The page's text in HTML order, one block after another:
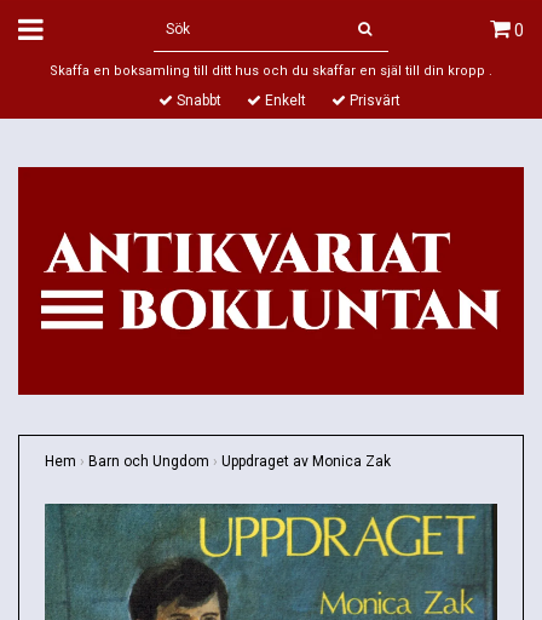
0
Skaffa en boksamling till ditt hus och du skaffar en själ till din kropp .
Snabbt Enkelt Prisvärt
Hem › Barn och Ungdom › Uppdraget av Monica Zak